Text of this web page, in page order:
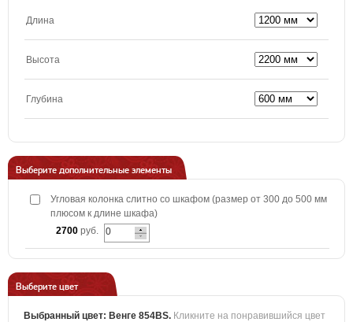
Длина
Высота
Глубина
Выберите дополнительные элементы
Угловая колонка слитно со шкафом (размер от 300 до 500 мм
плюсом к длине шкафа)
2700 руб.
Выберите цвет
Выбранный цвет: Венге 854BS. Кликните на понравившийся цвет